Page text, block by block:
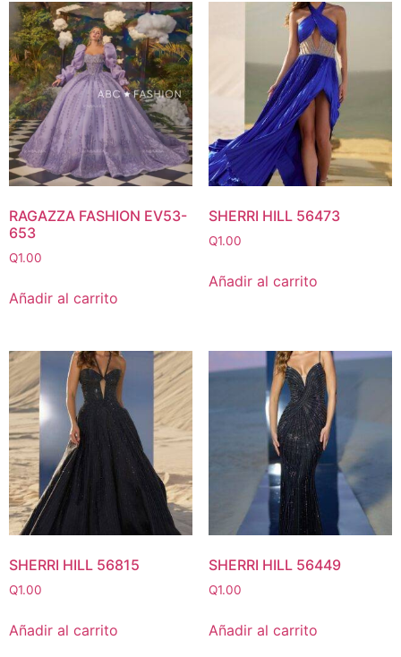
RAGAZZA FASHION EV53-
653
Q1.00
Añadir al carrito
SHERRI HILL 56473
Q1.00
Añadir al carrito
SHERRI HILL 56815
Q1.00
Añadir al carrito
SHERRI HILL 56449
Q1.00
Añadir al carrito